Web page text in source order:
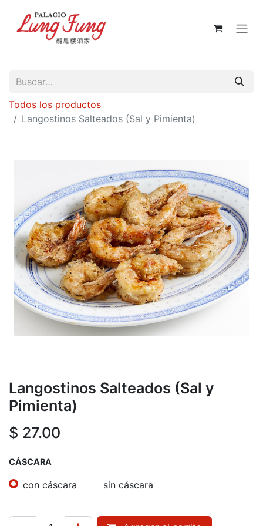
Todos los productos
Langostinos Salteados (Sal y Pimienta)
Langostinos Salteados (Sal y
Pimienta)
$ 27.00
CÁSCARA
con cáscara sin cáscara